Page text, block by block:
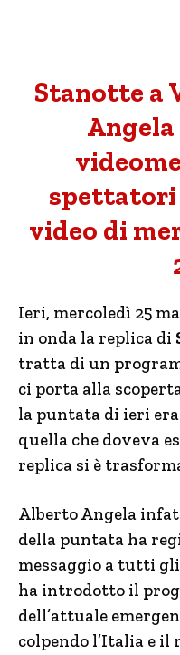
Stanotte a
spettatori
video di
Ieri, mercoledì 25
in onda la replica di
tratta di un
ci porta alla
la puntata di ieri era
quella che doveva
replica si è
Alberto Angela
della puntata ha
messaggio a tutti
ha introdotto il
dell’attuale
colpendo l’Italia e il